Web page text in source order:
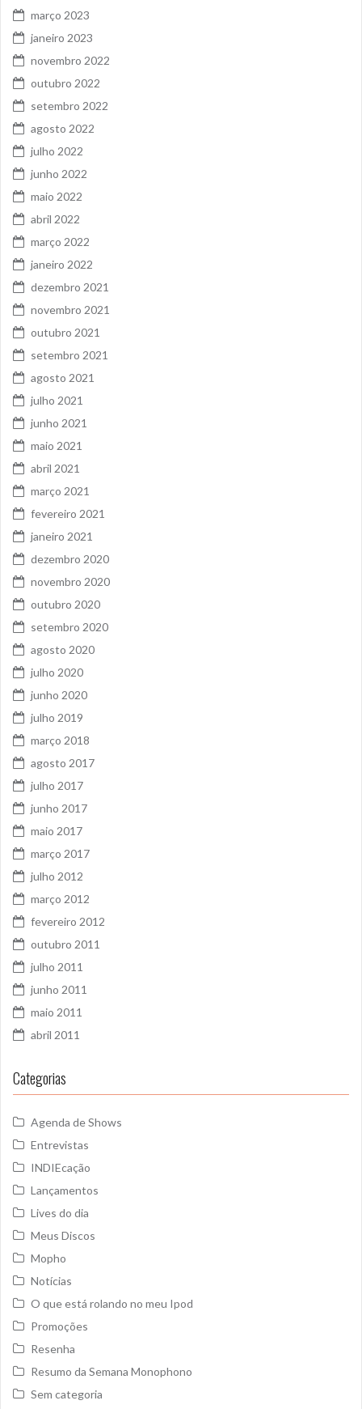
março 2023
janeiro 2023
novembro 2022
outubro 2022
setembro 2022
agosto 2022
julho 2022
junho 2022
maio 2022
abril 2022
março 2022
janeiro 2022
dezembro 2021
novembro 2021
outubro 2021
setembro 2021
agosto 2021
julho 2021
junho 2021
maio 2021
abril 2021
março 2021
fevereiro 2021
janeiro 2021
dezembro 2020
novembro 2020
outubro 2020
setembro 2020
agosto 2020
julho 2020
junho 2020
julho 2019
março 2018
agosto 2017
julho 2017
junho 2017
maio 2017
março 2017
julho 2012
março 2012
fevereiro 2012
outubro 2011
julho 2011
junho 2011
maio 2011
abril 2011
Categorias
Agenda de Shows
Entrevistas
INDIEcação
Lançamentos
Lives do dia
Meus Discos
Mopho
Notícias
O que está rolando no meu Ipod
Promoções
Resenha
Resumo da Semana Monophono
Sem categoria